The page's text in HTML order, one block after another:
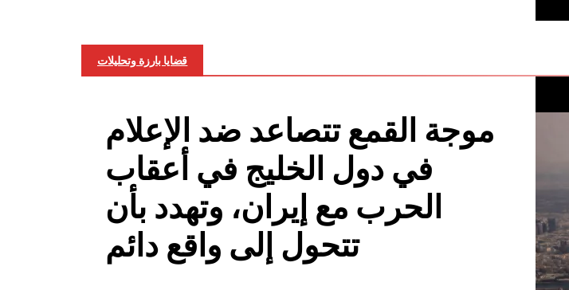
قضايا بارزة وتحليلات
موجة القمع تتصاعد ضد الإعلام
في دول الخليج في أعقاب
الحرب مع إيران، وتهدد بأن
تتحول إلى واقع دائم